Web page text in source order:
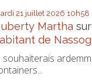
21 juillet 2026 10h58
Martha
de
souhaiterais